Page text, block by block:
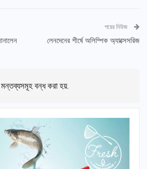
পরের নিউজ
লেনদেনের শীর্ষে অলিম্পিক অ্যাক্সেসরিজ
মন্তব্যসমূহ বন্ধ করা হয়.